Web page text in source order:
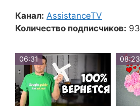
Канал: AssistanceTV
Количество подписчиков:
06:31 08:23